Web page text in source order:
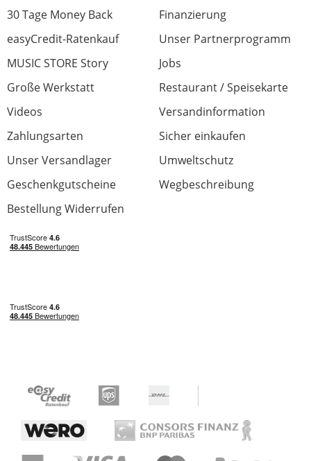
30 Tage Money Back
Finanzierung
easyCredit-Ratenkauf
Unser Partnerprogramm
MUSIC STORE Story
Jobs
Große Werkstatt
Restaurant / Speisekarte
Videos
Versandinformation
Zahlungsarten
Sicher einkaufen
Unser Versandlager
Umweltschutz
Geschenkgutscheine
Wegbeschreibung
Bestellung Widerrufen